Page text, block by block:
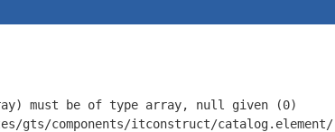
must be of type array, null given (0)
gts/components/itconstruct/